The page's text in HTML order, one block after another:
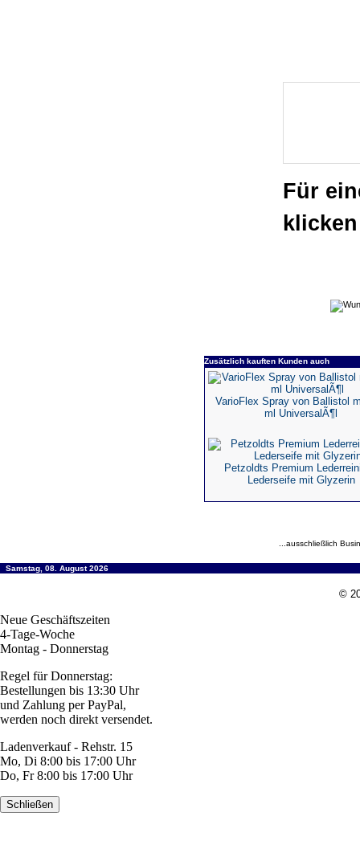
Für
Zusätzlich kauften Kunden auch
VarioFlex Spray von Ballistol
ml UniversalÃ¶l
Petzoldts Premium
Lederseife mit Glyzerin
...ausschließlich
Samstag, 08. August 2026
©
Neue Geschäftszeiten
4-Tage-Woche
Montag - Donnerstag
Regel für Donnerstag:
Bestellungen bis 13:30 Uhr
und Zahlung per PayPal,
werden noch direkt versendet.
Ladenverkauf - Rehstr. 15
Mo, Di 8:00 bis 17:00 Uhr
Do, Fr 8:00 bis 17:00 Uhr
Schließen